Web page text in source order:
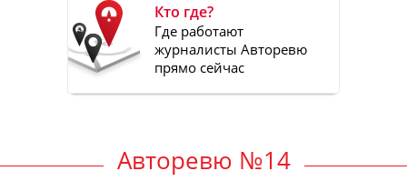
Кто где?
Где работают
журналисты Авторевю
прямо сейчас
Авторевю №14